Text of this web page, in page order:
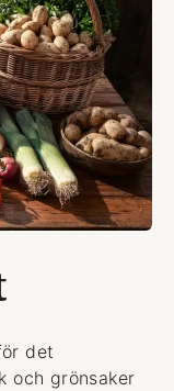
det
och grönsaker